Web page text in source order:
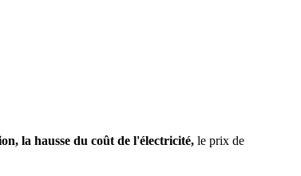
la hausse du coût de l'électricité, le prix de